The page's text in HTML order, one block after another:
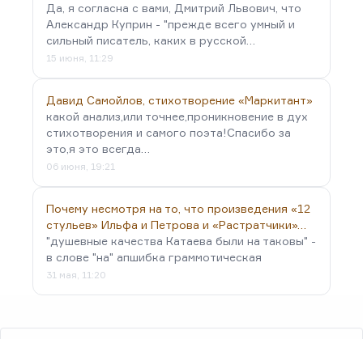
Да, я согласна с вами, Дмитрий Львович, что
Александр Куприн - "прежде всего умный и
сильный писатель, каких в русской…
15 июня, 11:29
Давид Самойлов, стихотворение «Маркитант»
какой анализ,или точнее,проникновение в дух
стихотворения и самого поэта!Спасибо за
это,я это всегда…
06 июня, 19:21
Почему несмотря на то, что произведения «12
стульев» Ильфа и Петрова и «Растратчики»…
"душевные качества Катаева были на таковы" -
в слове "на" апшибка граммотическая
31 мая, 11:20